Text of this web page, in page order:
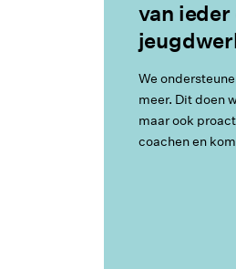
van ieder
We
meer. Dit doen
maar ook
coachen en